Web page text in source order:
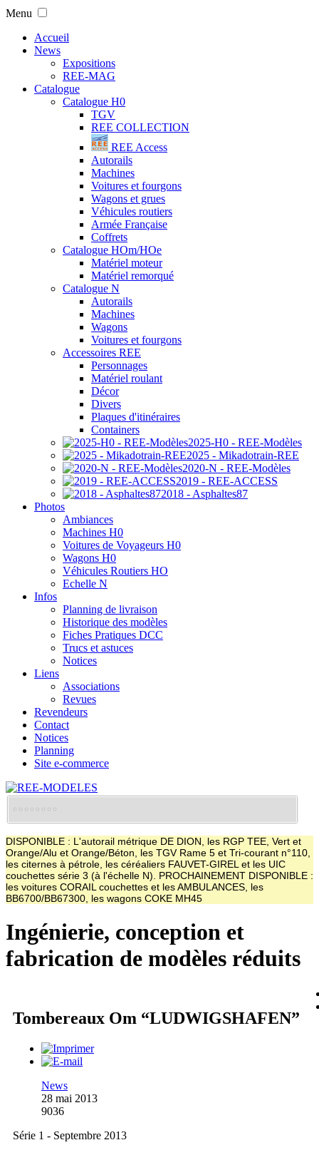
Menu
Accueil
News
Expositions
REE-MAG
Catalogue
Catalogue H0
TGV
REE COLLECTION
REE Access
Autorails
Machines
Voitures et fourgons
Wagons et grues
Véhicules routiers
Armée Française
Coffrets
Catalogue HOm/HOe
Matériel moteur
Matériel remorqué
Catalogue N
Autorails
Machines
Wagons
Voitures et fourgons
Accessoires REE
Personnages
Matériel roulant
Décor
Divers
Plaques d'itinéraires
Containers
2025-H0 - REE-Modèles
2025 - Mikadotrain-REE
2020-N - REE-Modèles
2019 - REE-ACCESS
2018 - Asphaltes87
Photos
Ambiances
Machines H0
Voitures de Voyageurs H0
Wagons H0
Véhicules Routiers HO
Echelle N
Infos
Planning de livraison
Historique des modèles
Fiches Pratiques DCC
Trucs et astuces
Notices
Liens
Associations
Revues
Revendeurs
Contact
Notices
Planning
Site e-commerce
DISPONIBLE : L'autorail métrique DE DION, les RGP TEE, Vert et
Orange/Alu et Orange/Béton, les TGV Rame 5 et Tri-courant n°110,
les citernes à pétrole, les céréaliers FAUVET-GIREL et les UIC
couchettes série 3 (à l'échelle N). PROCHAINEMENT DISPONIBLE :
les voitures CORAIL couchettes et les AMBULANCES, les
BB6700/BB67300, les wagons COKE MH45
Ingénierie, conception et
fabrication de modèles réduits
Tombereaux Om “LUDWIGSHAFEN”
News
28 mai 2013
9036
Série 1 - Septembre 2013